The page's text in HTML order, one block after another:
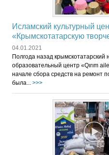
Исламский культурный
«Крымскотатарскую
04.01.2021
Полгода назад крымскотатарский
образовательный центр «Qırım
начале сбора средств на ремонт
была... >>>